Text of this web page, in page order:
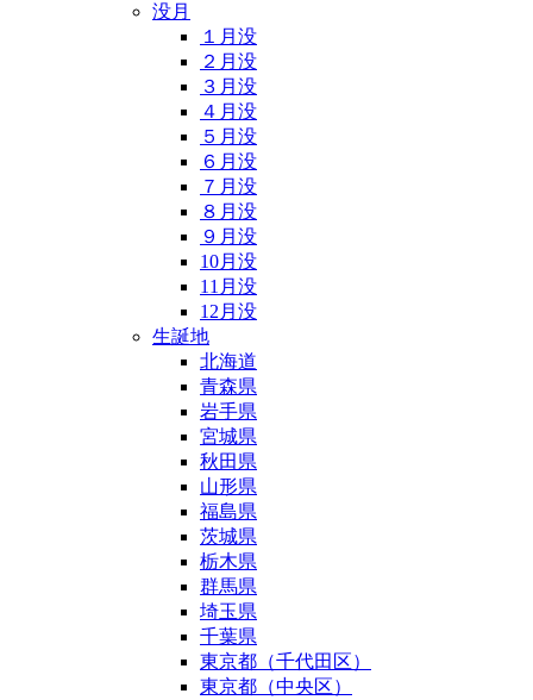
没月
１月没
２月没
３月没
４月没
５月没
６月没
７月没
８月没
９月没
10月没
11月没
12月没
生誕地
北海道
青森県
岩手県
宮城県
秋田県
山形県
福島県
茨城県
栃木県
群馬県
埼玉県
千葉県
東京都（千代田区）
東京都（中央区）